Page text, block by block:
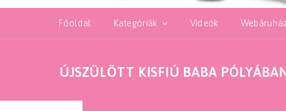
Főoldal Kategóriák Videók
ÚJSZÜLÖTT KISFIÚ BABA